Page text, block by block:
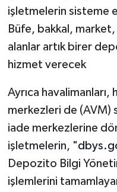
işletmelerin sisteme
Büfe, bakkal,
alanlar artık birer
hizmet verecek
Ayrıca havalimanları,
merkezleri de (AVM)
iade merkezlerine
işletmelerin, "
Depozito Bilgi
işlemlerini